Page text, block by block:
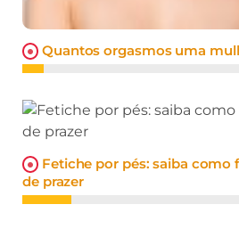
Quantos orgasmos uma
Fetiche por pés: saiba como
de prazer